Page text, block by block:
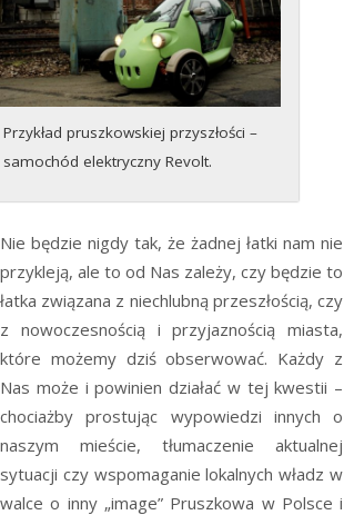
Przykład pruszkowskiej przyszłości –
samochód elektryczny Revolt.
Nie będzie nigdy tak, że żadnej łatki nam nie
przykleją, ale to od Nas zależy, czy będzie to
łatka związana z niechlubną przeszłością, czy
z nowoczesnością i przyjaznością miasta,
które możemy dziś obserwować. Każdy z
Nas może i powinien działać w tej kwestii –
chociażby prostując wypowiedzi innych o
naszym mieście, tłumaczenie aktualnej
sytuacji czy wspomaganie lokalnych władz w
walce o inny „image” Pruszkowa w Polsce i